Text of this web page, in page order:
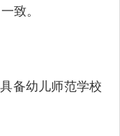
致。
备幼儿师范学校